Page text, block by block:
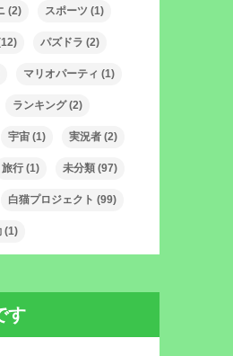
(2) スポーツ (1)
パズドラ (2)
マリオパーティ (1)
ランキング(2)
宇宙 (1) 実況者 (2)
旅行 (1) 未分類 (97)
白猫プロジェクト (99)
(1)
す